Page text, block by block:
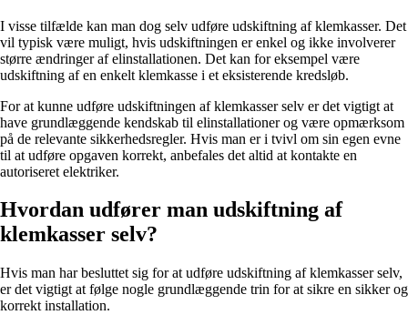
I visse tilfælde kan man dog selv udføre udskiftning af klemkasser. Det
vil typisk være muligt, hvis udskiftningen er enkel og ikke involverer
større ændringer af elinstallationen. Det kan for eksempel være
udskiftning af en enkelt klemkasse i et eksisterende kredsløb.
For at kunne udføre udskiftningen af klemkasser selv er det vigtigt at
have grundlæggende kendskab til elinstallationer og være opmærksom
på de relevante sikkerhedsregler. Hvis man er i tvivl om sin egen evne
til at udføre opgaven korrekt, anbefales det altid at kontakte en
autoriseret elektriker.
Hvordan udfører man udskiftning af
klemkasser selv?
Hvis man har besluttet sig for at udføre udskiftning af klemkasser selv,
er det vigtigt at følge nogle grundlæggende trin for at sikre en sikker og
korrekt installation.